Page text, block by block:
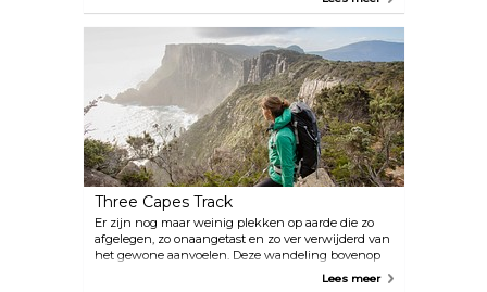
proefruimte kun je het unieke gebruik van
Bridestowe-lavendel ervaren als subtiele smaakstof
in voedingsmiddelen van uitstekende kwaliteit. Ga
zitten en geniet van een kopje koffie in het
Bridestowe café of picknick onder de eeuwenoude
eikenbomen en wandel door de velden. De
cadeauwinkel van Bridestowe heeft beren gevuld
met lavendel, oliën met lavendel, lotions en
drankjes en culinaire lavendel, zodat je thuis je
eigen lavendelsnoepjes kunt maken.
Three Capes Track
Er zijn nog maar weinig plekken op aarde die zo
afgelegen, zo onaangetast en zo ver verwijderd van
het gewone aanvoelen. Deze wandeling bovenop
een klif bovenop de hoogste zeekliffen vanLees meer